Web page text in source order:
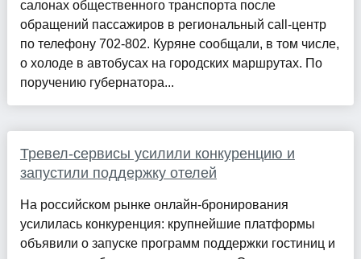
салонах общественного транспорта после
обращений пассажиров в региональный call-центр
по телефону 702-802. Куряне сообщали, в том числе,
о холоде в автобусах на городских маршрутах. По
поручению губернатора...
Тревел-сервисы усилили конкуренцию и
запустили поддержку отелей
На российском рынке онлайн-бронирования
усилилась конкуренция: крупнейшие платформы
объявили о запуске программ поддержки гостиниц и